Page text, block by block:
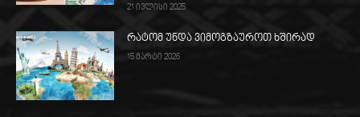
21 ივლისი 2025
რატომ უნდა ვიმოგზაუროთ ხშირად
15 მარტი 2026